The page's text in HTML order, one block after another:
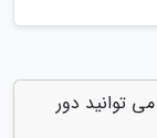
می توانید دور